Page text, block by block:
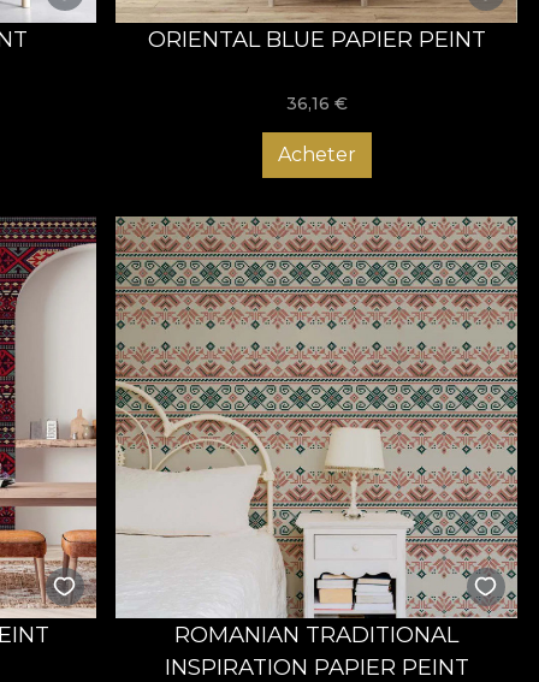
ORIENTAL BLUE PAPIER PEINT
36,16 €
Acheter
ROMANIAN TRADITIONAL
INSPIRATION PAPIER PEINT